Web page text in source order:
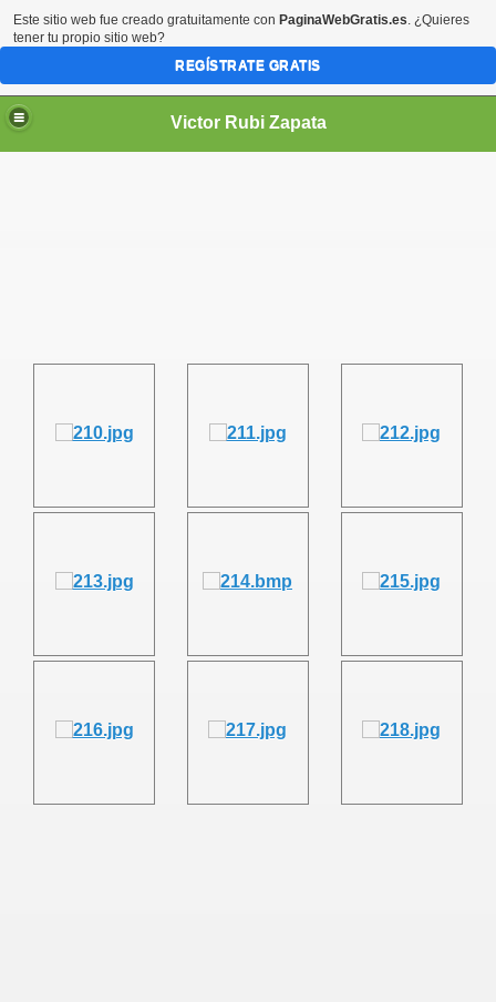
Victor Rubi Zapata
RUBÍ ZAPATA, SU FAMILIA, AMISTADES Y
Este sitio web fue creado gratuitamente con PaginaWebGratis.es. ¿Quieres
tener tu propio sitio web?
REGÍSTRATE GRATIS